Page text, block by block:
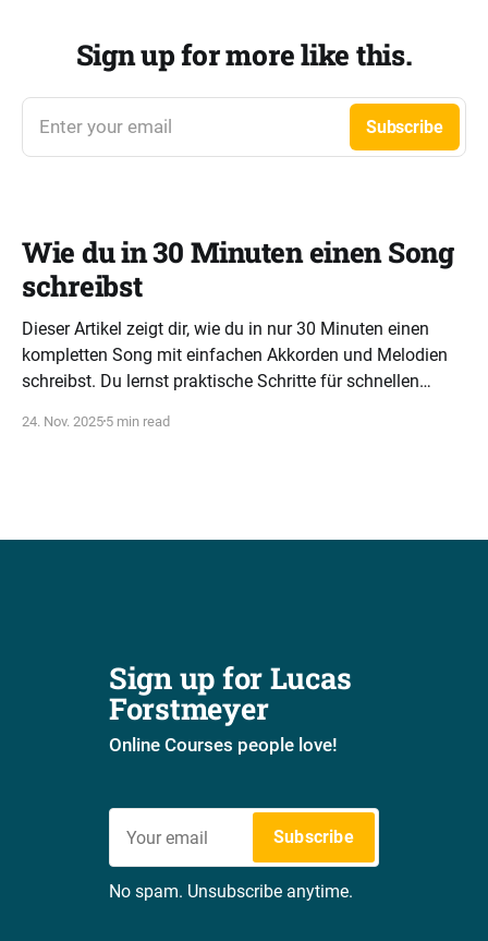
Sign up for more like this.
Enter your email Subscribe
Wie du in 30 Minuten einen Song
schreibst
Dieser Artikel zeigt dir, wie du in nur 30 Minuten einen
kompletten Song mit einfachen Akkorden und Melodien
schreibst. Du lernst praktische Schritte für schnellen
24. Nov. 2025 5 min read
Sign up for Lucas
Forstmeyer
Online Courses people love!
Subscribe
No spam. Unsubscribe anytime.